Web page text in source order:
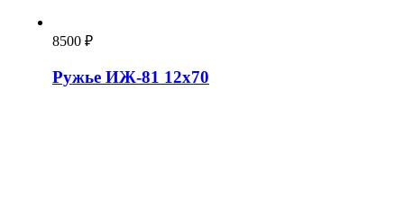
8500 ₽
Ружье ИЖ-81 12х70